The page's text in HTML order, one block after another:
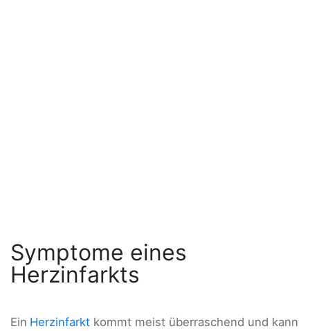
Symptome eines
Herzinfarkts
Ein Herzinfarkt kommt meist überraschend und kann